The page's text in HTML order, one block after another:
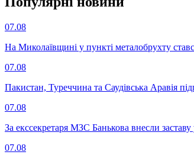
07.08
На Миколаївщині у пункті металобрухту
07.08
Пакистан, Туреччина та Саудівська Аравія
07.08
За екссекретаря МЗС Банькова внесли заставу
07.08